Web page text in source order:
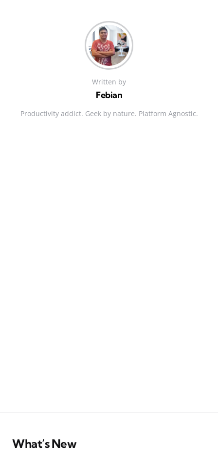
Written by
Febian
Productivity addict. Geek by nature. Platform Agnostic.
What’s New